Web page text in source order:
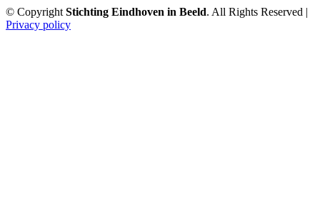
© CopyrightStichting Eindhoven in Beeld. All Rights Reserved |
Privacy policy